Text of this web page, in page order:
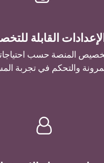
القابلة
المنصة حسب